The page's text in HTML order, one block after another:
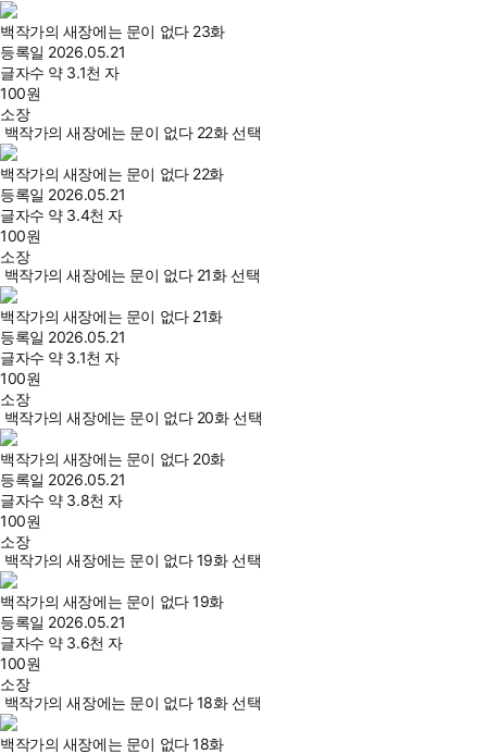
백작가의 새장에는 문이 없다 23화
등록일 2026.05.21
글자수 약 3.1천 자
100원
소장
백작가의 새장에는 문이 없다 22화 선택
백작가의 새장에는 문이 없다 22화
등록일 2026.05.21
글자수 약 3.4천 자
100원
소장
백작가의 새장에는 문이 없다 21화 선택
백작가의 새장에는 문이 없다 21화
등록일 2026.05.21
글자수 약 3.1천 자
100원
소장
백작가의 새장에는 문이 없다 20화 선택
백작가의 새장에는 문이 없다 20화
등록일 2026.05.21
글자수 약 3.8천 자
100원
소장
백작가의 새장에는 문이 없다 19화 선택
백작가의 새장에는 문이 없다 19화
등록일 2026.05.21
글자수 약 3.6천 자
100원
소장
백작가의 새장에는 문이 없다 18화 선택
백작가의 새장에는 문이 없다 18화